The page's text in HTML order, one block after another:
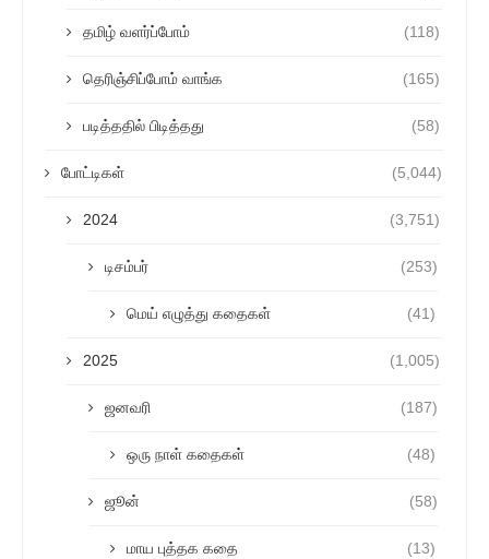
தமிழ் வளர்ப்போம் (118)
தெரிஞ்சிப்போம் வாங்க (165)
படித்ததில் பிடித்தது (58)
போட்டிகள் (5,044)
2024 (3,751)
டிசம்பர் (253)
மெய் எழுத்து கதைகள் (41)
2025 (1,005)
ஜனவரி (187)
ஒரு நாள் கதைகள் (48)
ஜூன் (58)
மாய புத்தக கதை (13)